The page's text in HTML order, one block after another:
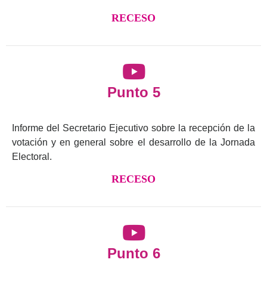
RECESO
Punto 5
Informe del Secretario Ejecutivo sobre la recepción de la
votación y en general sobre el desarrollo de la Jornada
Electoral.
RECESO
Punto 6